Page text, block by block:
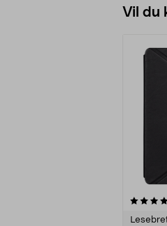
Vil du